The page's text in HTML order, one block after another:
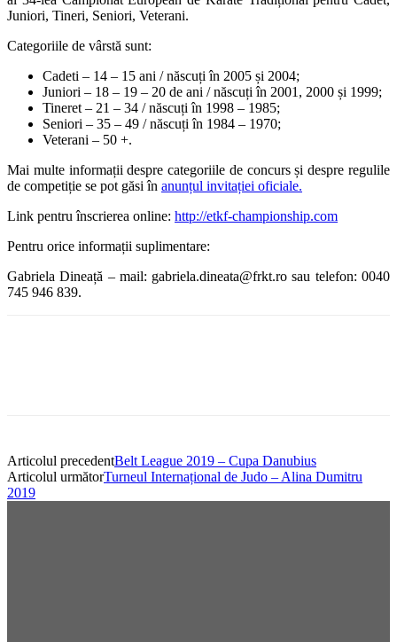
Juniori, Tineri, Seniori, Veterani.
Categoriile de vârstă sunt:
Cadeti – 14 – 15 ani / născuți în 2005 și 2004;
Juniori – 18 – 19 – 20 de ani / născuți în 2001, 2000 și 1999;
Tineret – 21 – 34 / născuți în 1998 – 1985;
Seniori – 35 – 49 / născuți în 1984 – 1970;
Veterani – 50 +.
Mai multe informații despre categoriile de concurs și despre regulile
de competiție se pot găsi în anunțul invitației oficiale.
Link pentru înscrierea online: http://etkf-championship.com
Pentru orice informații suplimentare:
Gabriela Dineață – mail: gabriela.dineata@frkt.ro sau telefon: 0040
745 946 839.
Articolul precedentBelt League 2019 – Cupa Danubius
Articolul următorTurneul Internațional de Judo – Alina Dumitru
2019